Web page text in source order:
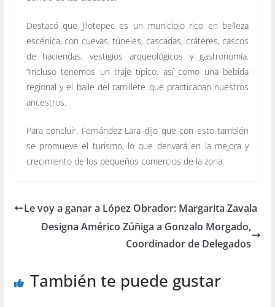
Destacó que Jilotepec es un municipio rico en belleza
escénica, con cuevas, túneles, cascadas, cráteres, cascos
de haciendas, vestigios arqueológicos y gastronomía.
“Incluso tenemos un traje típico, así como una bebida
regional y el baile del ramillete que practicaban nuestros
ancestros.
Para concluir, Fernández Lara dijo que con esto también
se promueve el turismo, lo que derivará en la mejora y
crecimiento de los pequeños comercios de la zona.
Le voy a ganar a López Obrador: Margarita Zavala
Designa Américo Zúñiga a Gonzalo Morgado,
Coordinador de Delegados
También te puede gustar